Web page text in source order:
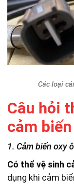
Các loại
Câu hỏi
cảm
1. Cảm biến oxy
Có thể vệ sinh
dụng khi cảm